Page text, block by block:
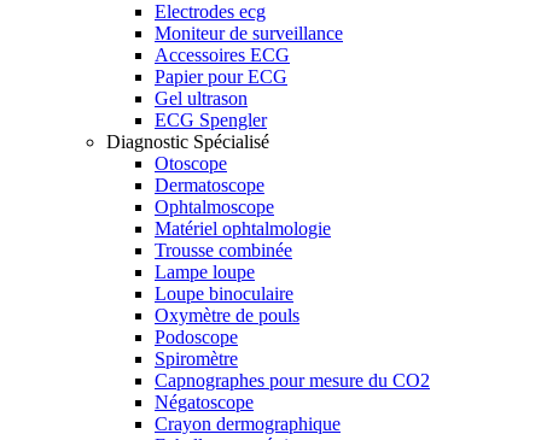
Electrodes ecg
Moniteur de surveillance
Accessoires ECG
Papier pour ECG
Gel ultrason
ECG Spengler
Diagnostic Spécialisé
Otoscope
Dermatoscope
Ophtalmoscope
Matériel ophtalmologie
Trousse combinée
Lampe loupe
Loupe binoculaire
Oxymètre de pouls
Podoscope
Spiromètre
Capnographes pour mesure du CO2
Négatoscope
Crayon dermographique